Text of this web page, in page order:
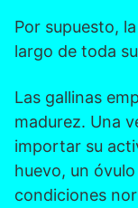
Por supuesto,
largo de toda
Las gallinas
madurez. Una
importar su
huevo, un
condiciones